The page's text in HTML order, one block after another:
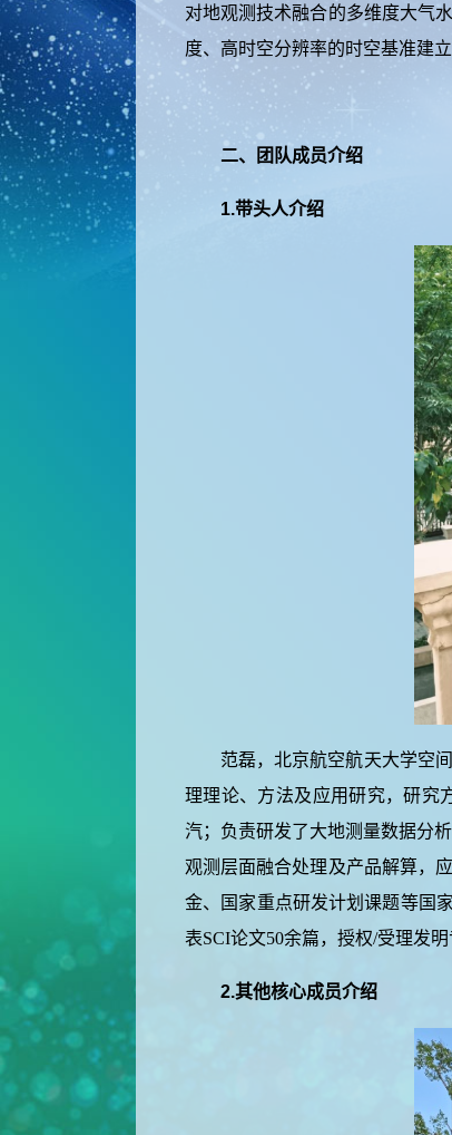
对地观测技术融合的多维度大气
度、高时空分辨率的时空基准建
二、团队成员介绍
1.带头人介绍
范磊，北京航空航天大学空
理理论、方法及应用研究，研究
汽；负责研发了大地测量数据分
观测层面融合处理及产品解算，
金、国家重点研发计划课题等国
表SCI论文50余篇，授权/受理发
2.其他核心成员介绍